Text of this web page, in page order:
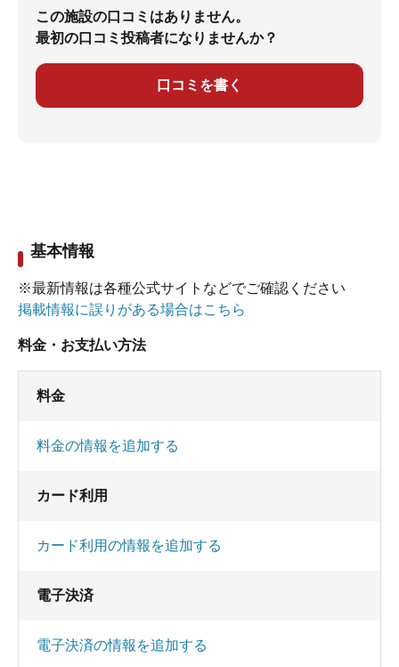
この施設の口コミはありません。
最初の口コミ投稿者になりませんか？
口コミを書く
基本情報
※最新情報は各種公式サイトなどでご確認ください
掲載情報に誤りがある場合はこちら
料金・お支払い方法
料金
料金の情報を追加する
カード利用
カード利用の情報を追加する
電子決済
電子決済の情報を追加する